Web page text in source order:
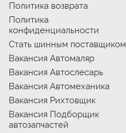
Политика возврата
Политика
конфиденциальности
Стать шинным поставщиком
Вакансия Автомаляр
Вакансия Автослесарь
Вакансия Автомеханика
Вакансия Рихтовщик
Вакансия Подборщик
автозапчастей